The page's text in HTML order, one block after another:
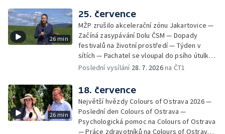
Nové využití pro Hückelovy vily — Nové
varhany v Rudě u Rýmařova
26 min
25. července
MŽP zrušilo akcelerační zónu Jakartovice —
Začíná zasypávání Dolu ČSM — Dopady
festivalů na životní prostředí — Týden v
sítích — Pachatel se vloupal do psího útulku
— Dobrovolný armádní výcvik středoškoláků
Poslední vysílání 28. 7. 2026na ČT1
26 min
18. července
Největší hvězdy Colours of Ostrava 2026 —
Poslední den Colours of Ostrava —
Psychologická pomoc na Colours of Ostrava
— Práce zdravotníků na Colours of Ostrava